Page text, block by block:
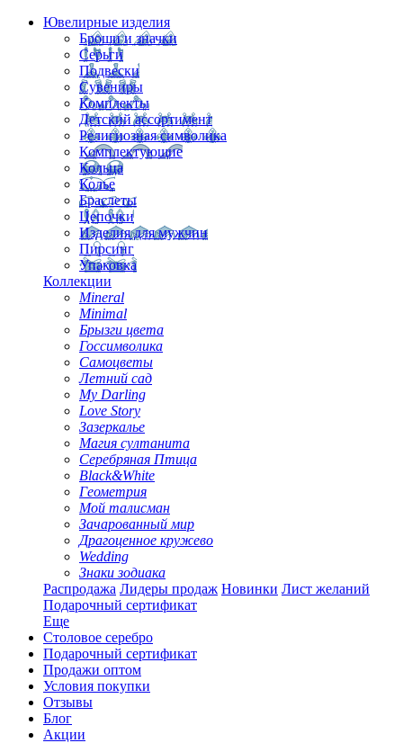
Ювелирные изделия
Броши и значки
Серьги
Подвески
Сувениры
Комплекты
Детский ассортимент
Религиозная символика
Комплектующие
Кольца
Колье
Браслеты
Цепочки
Изделия для мужчин
Пирсинг
Упаковка
Коллекции
Mineral
Minimal
Брызги цвета
Госсимволика
Самоцветы
Летний сад
My Darling
Love Story
Зазеркалье
Магия султанита
Серебряная Птица
Black&White
Геометрия
Мой талисман
Зачарованный мир
Драгоценное кружево
Wedding
Знаки зодиака
Распродажа Лидеры продаж Новинки Лист желаний
Подарочный сертификат
Еще
Столовое серебро
Подарочный сертификат
Продажи оптом
Условия покупки
Отзывы
Блог
Акции